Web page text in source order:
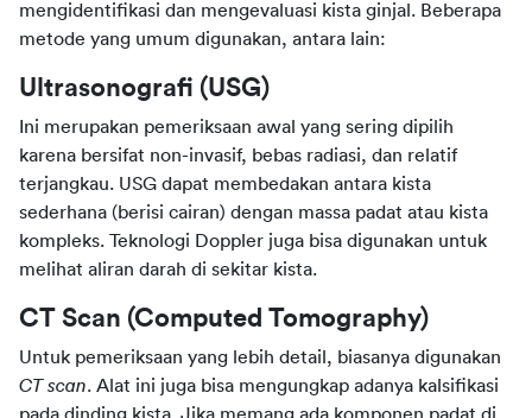
mengidentifikasi dan mengevaluasi kista ginjal. Beberapa
metode yang umum digunakan, antara lain:
Ultrasonografi (USG)
Ini merupakan pemeriksaan awal yang sering dipilih
karena bersifat non-invasif, bebas radiasi, dan relatif
terjangkau. USG dapat membedakan antara kista
sederhana (berisi cairan) dengan massa padat atau kista
kompleks. Teknologi Doppler juga bisa digunakan untuk
melihat aliran darah di sekitar kista.
CT Scan (Computed Tomography)
CT scan. Alat ini juga bisa mengungkap adanya kalsifikasi